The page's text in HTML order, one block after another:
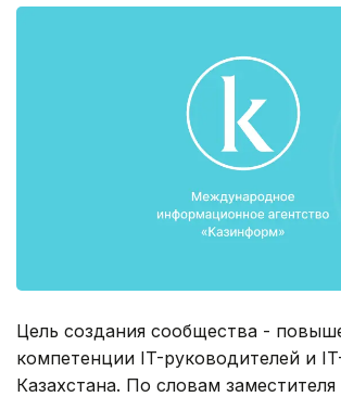
Цель создания сообщества -
компетенции IT-руководителей и
Казахстана. По словам